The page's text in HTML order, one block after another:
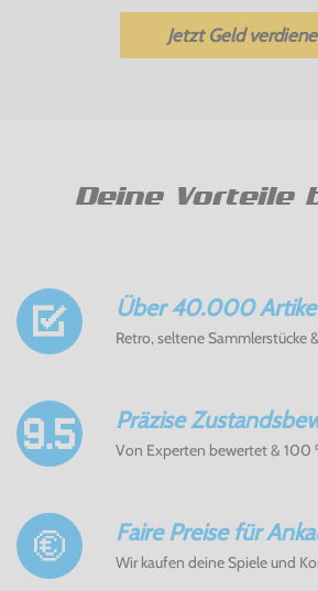
Jetzt Geld
Deine Vorteile
Über 40.000
Retro, seltene Sammlerstücke
Präzise
Von Experten bewertet & 100
Faire Preise für
Wir kaufen deine Spiele und